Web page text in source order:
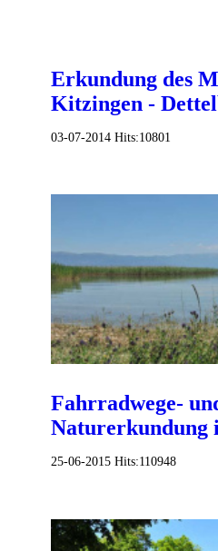
Erkundung des
Kitzingen -
03-07-2014 Hits:10801
Fahrradwege-
Naturerkundung
25-06-2015 Hits:110948